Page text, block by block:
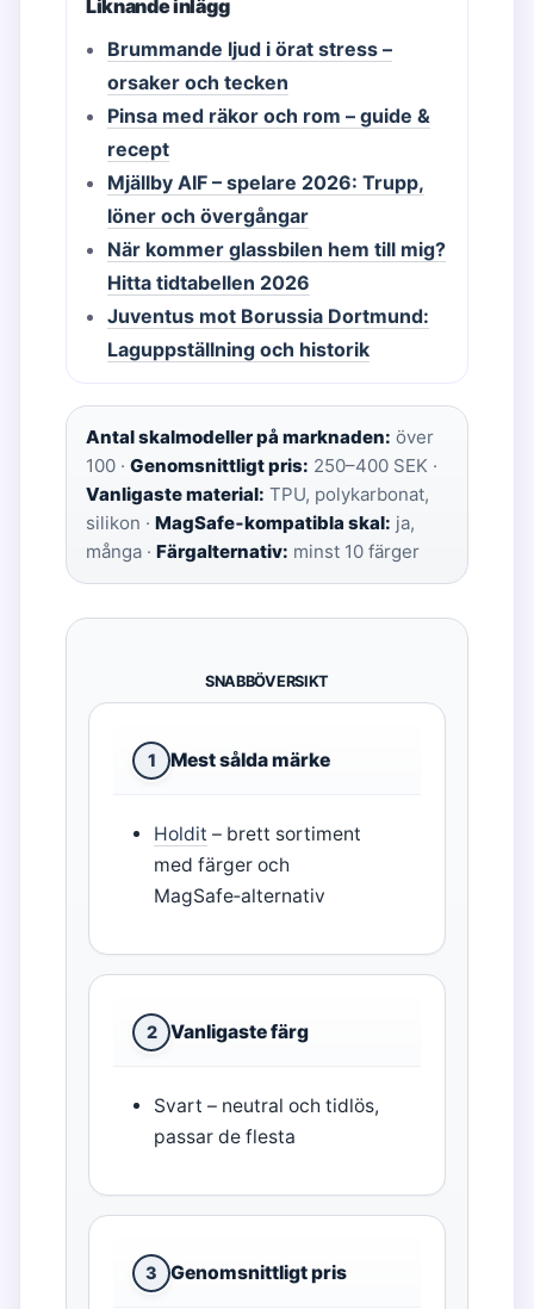
Liknande inlägg
Brummande ljud i örat stress –
orsaker och tecken
Pinsa med räkor och rom – guide &
recept
Mjällby AIF – spelare 2026: Trupp,
löner och övergångar
När kommer glassbilen hem till mig?
Hitta tidtabellen 2026
Juventus mot Borussia Dortmund:
Laguppställning och historik
Antal skalmodeller på marknaden: över
100 · Genomsnittligt pris: 250–400 SEK ·
Vanligaste material: TPU, polykarbonat,
silikon · MagSafe‑kompatibla skal: ja,
många · Färgalternativ: minst 10 färger
SNABBÖVERSIKT
1 Mest sålda märke
Holdit – brett sortiment
med färger och
MagSafe‑alternativ
2 Vanligaste färg
Svart – neutral och tidlös,
passar de flesta
3 Genomsnittligt pris